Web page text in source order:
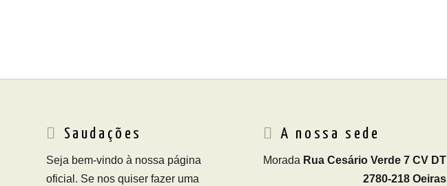
Saudações
Seja bem-vindo à nossa página
oficial. Se nos quiser fazer uma
A nossa sede
Morada Rua Cesário Verde 7 CV DT
2780-218 Oeiras